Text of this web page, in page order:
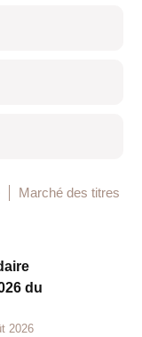
Marché des titres
du
2026